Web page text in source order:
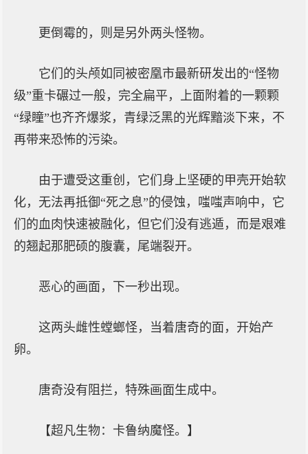
更倒霉的，则是另外两头怪物。
它们的头颅如同被密凰市最新研发出的“怪物
级”重卡碾过一般，完全扁平，上面附着的一颗颗
“绿瞳”也齐齐爆浆，青绿泛黑的光辉黯淡下来，不
再带来恐怖的污染。
由于遭受这重创，它们身上坚硬的甲壳开始软
化，无法再抵御“死之息”的侵蚀，嗤嗤声响中，它
们的血肉快速被融化，但它们没有逃遁，而是艰难
的翘起那肥硕的腹囊，尾端裂开。
恶心的画面，下一秒出现。
这两头雌性螳螂怪，当着唐奇的面，开始产
卵。
唐奇没有阻拦，特殊画面生成中。
【超凡生物：卡鲁纳魔怪。】